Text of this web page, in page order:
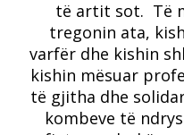
të artit sot. Të
tregonin ata,
varfër dhe kishin
kishin mësuar
të gjitha dhe
kombeve të